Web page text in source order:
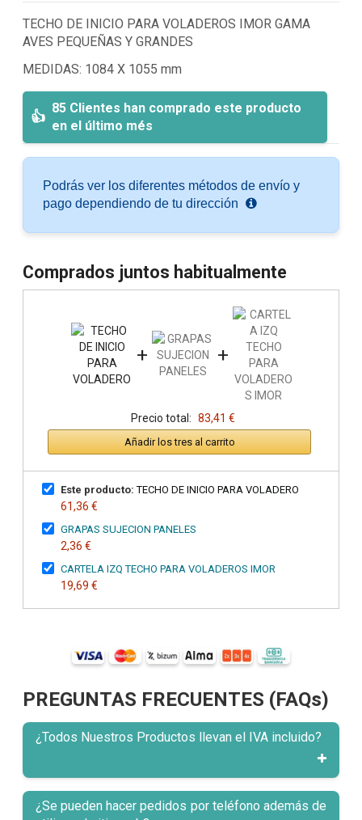
TECHO DE INICIO PARA VOLADEROS IMOR GAMA
AVES PEQUEÑAS Y GRANDES
MEDIDAS: 1084 X 1055 mm
85 Clientes han comprado este producto
en el último més
Podrás ver los diferentes métodos de envío y
pago dependiendo de tu dirección
Comprados juntos habitualmente
+ +
Precio total: 83,41 €
Añadir los tres al carrito
Este producto: TECHO DE INICIO PARA VOLADERO
61,36 €
GRAPAS SUJECION PANELES
2,36 €
CARTELA IZQ TECHO PARA VOLADEROS IMOR
19,69 €
PREGUNTAS FRECUENTES (FAQs)
¿Todos Nuestros Productos llevan el IVA incluido?
¿Se pueden hacer pedidos por teléfono además de